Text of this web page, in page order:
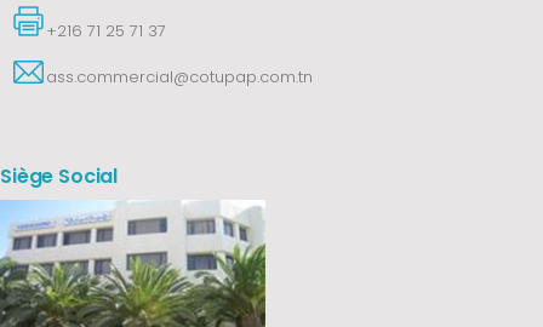
+216 71 25 71 37
ass.commercial@cotupap.com.tn
Siège Social